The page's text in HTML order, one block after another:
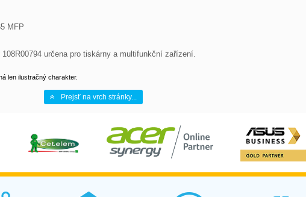
MFP
určena pro tiskárny a multifunkční zařízení.
len ilustračný charakter.
Prejsť na vrch stránky...